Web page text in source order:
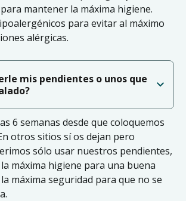
mantener la máxima higiene.
para evitar al máximo
alérgicas.
mis pendientes o unos que
6 semanas desde que coloquemos
otros sitios sí os dejan pero
sólo usar nuestros pendientes,
máxima higiene para una buena
máxima seguridad para que no se